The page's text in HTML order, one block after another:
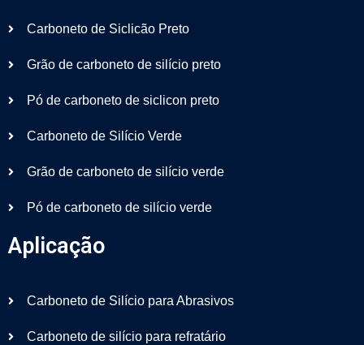
Carboneto de Siclicão Preto
Grão de carboneto de silício preto
Pó de carboneto de siclicon preto
Carboneto de Silício Verde
Grão de carboneto de silício verde
Pó de carboneto de silício verde
Aplicação
Carboneto de Silício para Abrasivos
Carboneto de silício para refratário